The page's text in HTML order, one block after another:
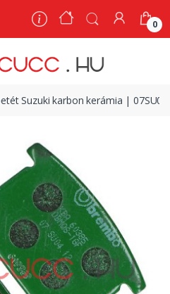
0
Suzuki karbon kerámia |
0